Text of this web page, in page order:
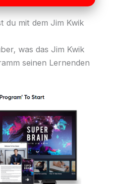
du mit dem Jim Kwik
was das Jim Kwik
seinen Lernenden